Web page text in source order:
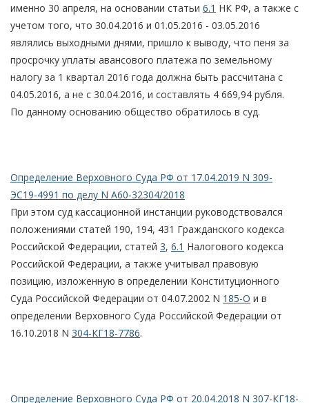
именно 30 апреля, на основании статьи 6.1 НК РФ, а также с
учетом того, что 30.04.2016 и 01.05.2016 - 03.05.2016
являлись выходными днями, пришло к выводу, что пеня за
просрочку уплаты авансового платежа по земельному
налогу за 1 квартал 2016 года должна быть рассчитана с
04.05.2016, а не с 30.04.2016, и составлять 4 669,94 рубля.
По данному основанию общество обратилось в суд.
Определение Верховного Суда РФ от 17.04.2019 N 309-
ЭС19-4991 по делу N А60-32304/2018
При этом суд кассационной инстанции руководствовался
положениями статей 190, 194, 431 Гражданского кодекса
Российской Федерации, статей 3, 6.1 Налогового кодекса
Российской Федерации, а также учитывал правовую
позицию, изложенную в определении Конституционного
Суда Российской Федерации от 04.07.2002 N 185-О и в
определении Верховного Суда Российской Федерации от
16.10.2018 N 304-КГ18-7786.
Определение Верховного Суда РФ от 20.04.2018 N 307-КГ18-